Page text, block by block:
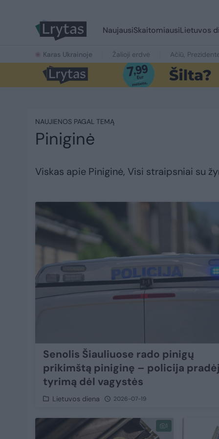
NaujausiSkaitomiausiLietuvos
Karas Ukrainoje Žalioji erdvė Ačiū,
NAUJIENOS PAGAL TEMĄ
Piniginė
Viskas apie Piniginė, Visi straipsniai su
Senolis Šiauliuose rado pinigų
prikimštą piniginę – policija
tyrimą dėl vagystės
Lietuvos diena 2026-07-19
1